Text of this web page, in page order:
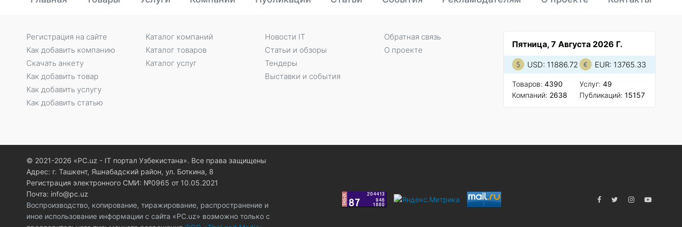
Пятница, 7 Августа 2026 Г.
USD: 11886.72 EUR: 13765.33
Товаров: 4390
Компаний: 2638
Услуг: 49
Публикаций: 15157
Регистрация на сайте
Как добавить компанию
Скачать анкету
Как добавить товар
Как добавить услугу
Как добавить статью
Каталог компаний
Каталог товаров
Каталог услуг
Новости IT
Статьи и обзоры
Тендеры
Выставки и события
Обратная связь
О проекте
© 2021-2026 «PC.uz - IT портал Узбекистана». Все права защищены
Адрес: г. Ташкент, Яшнабадский район, ул. Боткина, 8
Регистрация электронного СМИ: №0965 от 10.05.2021
Почта: info@pc.uz
Воспроизводство, копирование, тиражирование, распространение и
иное использование информации с сайта «PC.uz» возможно только с